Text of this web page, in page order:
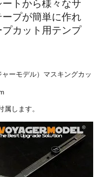
トから様々なサ
プが簡単に作れ
カット用テンプ
ーモデル）マスキングカッ
します。